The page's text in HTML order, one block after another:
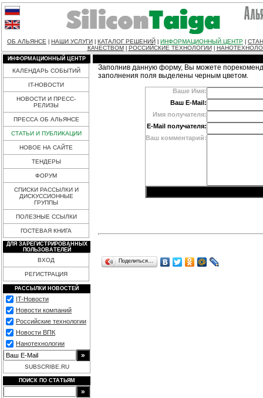
ОБ АЛЬЯНСЕ НАШИ УСЛУГИ КАТАЛОГ РЕШЕНИЙ ИНФОРМАЦИОННЫЙ ЦЕНТР
КАЧЕСТВОМ
РОССИЙСКИЕ ТЕХНОЛОГИИ
ИНФОРМАЦИОННЫЙ ЦЕНТР
КАЛЕНДАРЬ СОБЫТИЙ
IT-НОВОСТИ
НОВОСТИ И ПРЕСС-
РЕЛИЗЫ
ПРЕССА ОБ АЛЬЯНСЕ
СТАТЬИ И ПУБЛИКАЦИИ
НОВОЕ НА САЙТЕ
ТЕНДЕРЫ
ФОРУМ
СПИСКИ РАССЫЛКИ И
ДИСКУССИОННЫЕ
ГРУППЫ
ПОЛЕЗНЫЕ ССЫЛКИ
ГОСТЕВАЯ КНИГА
ДЛЯ ЗАРЕГИСТРИРОВАННЫХ
ПОЛЬЗОВАТЕЛЕЙ
ВХОД
РЕГИСТРАЦИЯ
РАССЫЛКИ НОВОСТЕЙ
IT-Новости
Новости компаний
Российские технологии
Новости ВПК
Нанотехнологии
SUBSCRIBE.RU
ПОИСК ПО СТАТЬЯМ
Заполнив данную форму, Вы можете
заполнения поля выделены черным цветом.
Ваше Имя:
Ваш E-Mail:
Имя получателя:
E-Mail получателя:
Ваш комментарий:
Поделиться…